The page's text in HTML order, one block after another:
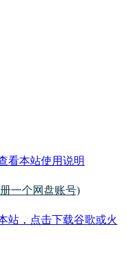
看本站使用说明
一个网盘账号)
站，点击下载谷歌或火